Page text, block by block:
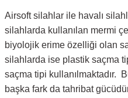
Airsoft silahlar ile havalı
silahlarda kullanılan mermi
biyolojik erime özelliği olan
silahlarda ise plastik saçma
saçma tipi kullanılmaktadır.
başka fark da tahribat